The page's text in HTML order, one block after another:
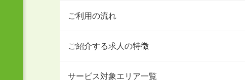
ご利用の流れ
ご紹介する求人の特徴
サービス対象エリア一覧